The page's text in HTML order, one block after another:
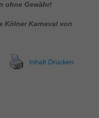
ohne Gewähr!
Kölner Karneval von
Inhalt Drucken